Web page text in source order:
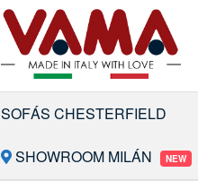
Saltar
la
navegación
Ir
al
contenido
SOFÁS CHESTERFIELD
SHOWROOM MILÁN NEW